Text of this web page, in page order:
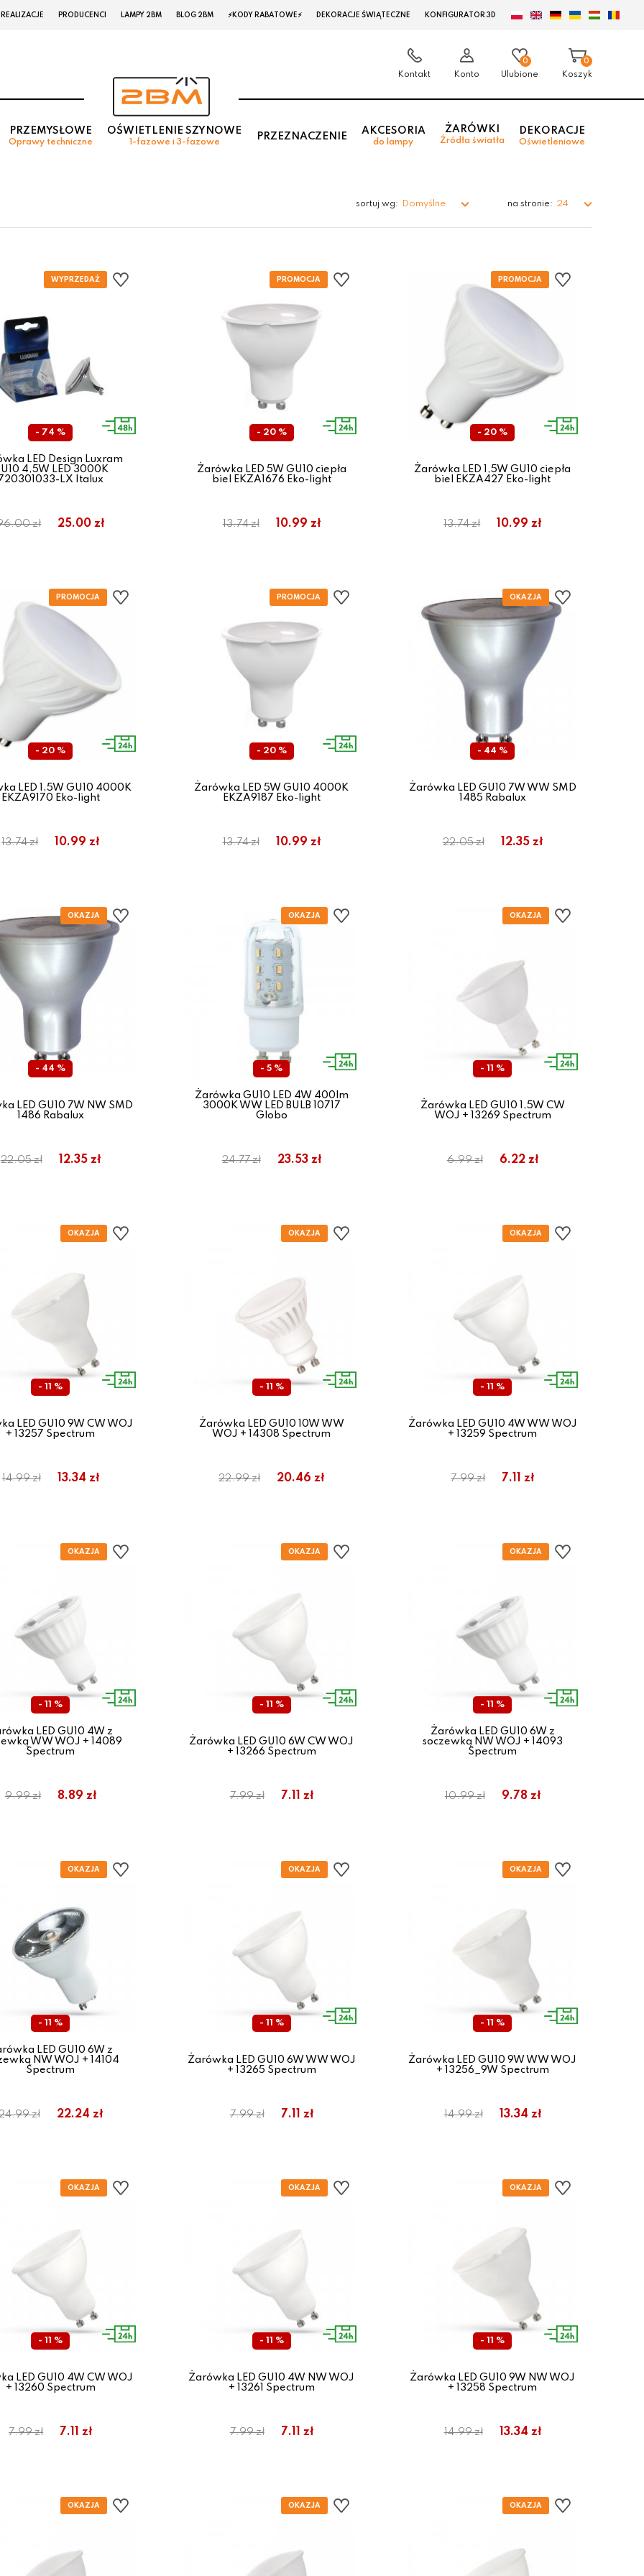
REALIZACJE PRODUCENCI LAMPY 2BM BLOG 2BM ⚡KODY RABATOWE⚡ DEKORACJE ŚWIĄTECZNE KONFIGURATOR 3D
Kontakt Konto
0
Ulubione
0
Koszyk
PRZEMYSŁOWE
Oprawy techniczne
OŚWIETLENIE SZYNOWE
1-fazowe i 3-fazowe
PRZEZNACZENIE
AKCESORIA
do lampy
ŻARÓWKI
Źródła światła
DEKORACJE
Oświetleniowe
sortuj wg: Domyślne na stronie: 24
- 74 %
LED Design Luxram
4,5W LED 3000K
LX Italux
zł 25.00 zł
- 20 %
Żarówka LED 5W GU10 ciepła
biel EKZA1676 Eko-light
13.74 zł 10.99 zł
- 20 %
Żarówka LED 1,5W GU10 ciepła
biel EKZA427 Eko-light
13.74 zł 10.99 zł
- 20 %
LED 1,5W GU10 4000K
EKZA9170 Eko-light
13.74 zł 10.99 zł
- 20 %
Żarówka LED 5W GU10 4000K
EKZA9187 Eko-light
13.74 zł 10.99 zł
- 44 %
Żarówka LED GU10 7W WW SMD
1485 Rabalux
22.05 zł 12.35 zł
- 44 %
LED GU10 7W NW SMD
1486 Rabalux
22.05 zł 12.35 zł
- 5 %
Żarówka GU10 LED 4W 400lm
3000K WW LED BULB 10717
Globo
24.77 zł 23.53 zł
- 11 %
Żarówka LED GU10 1,5W CW
WOJ + 13269 Spectrum
6.99 zł 6.22 zł
- 11 %
LED GU10 9W CW WOJ
+ 13257 Spectrum
14.99 zł 13.34 zł
- 11 %
Żarówka LED GU10 10W WW
WOJ + 14308 Spectrum
22.99 zł 20.46 zł
- 11 %
Żarówka LED GU10 4W WW WOJ
+ 13259 Spectrum
7.99 zł 7.11 zł
- 11 %
LED GU10 4W z
WW WOJ + 14089
Spectrum
9.99 zł 8.89 zł
- 11 %
Żarówka LED GU10 6W CW WOJ
+ 13266 Spectrum
7.99 zł 7.11 zł
- 11 %
Żarówka LED GU10 6W z
soczewką NW WOJ + 14093
Spectrum
10.99 zł 9.78 zł
- 11 %
LED GU10 6W z
NW WOJ + 14104
Spectrum
zł 22.24 zł
- 11 %
Żarówka LED GU10 6W WW WOJ
+ 13265 Spectrum
7.99 zł 7.11 zł
- 11 %
Żarówka LED GU10 9W WW WOJ
+ 13256_9W Spectrum
14.99 zł 13.34 zł
- 11 %
LED GU10 4W CW WOJ
+ 13260 Spectrum
7.99 zł 7.11 zł
- 11 %
Żarówka LED GU10 4W NW WOJ
+ 13261 Spectrum
7.99 zł 7.11 zł
- 11 %
Żarówka LED GU10 9W NW WOJ
+ 13258 Spectrum
14.99 zł 13.34 zł